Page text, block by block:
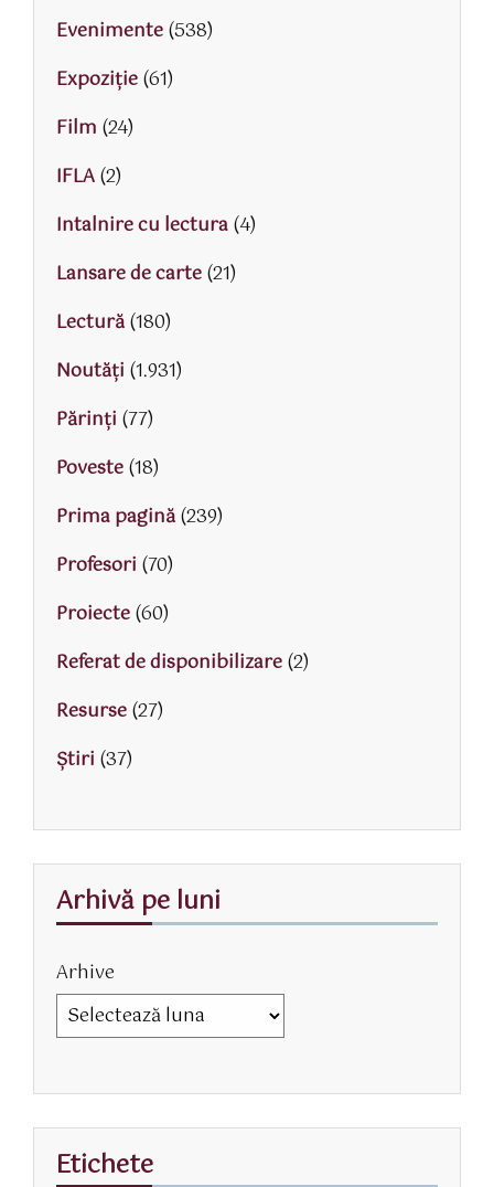
Evenimente(538)
Expoziție(61)
Film (24)
IFLA(2)
Intalnire cu lectura(4)
Lansare de carte(21)
Lectură(180)
Noutăți (1.931)
Părinţi (77)
Poveste(18)
Prima pagină(239)
Profesori (70)
Proiecte(60)
Referat de disponibilizare(2)
Resurse(27)
Știri (37)
Arhivă pe luni
Arhive
Etichete